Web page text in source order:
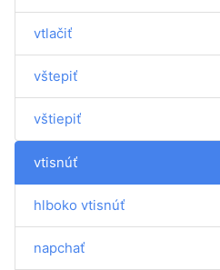
vtlačiť
vštepiť
vštiepiť
vtisnúť
hlboko vtisnúť
napchať